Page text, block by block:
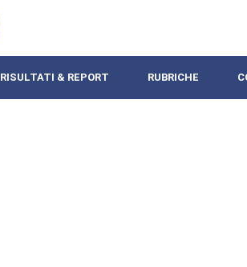
RISULTATI & REPORT RUBRICHE